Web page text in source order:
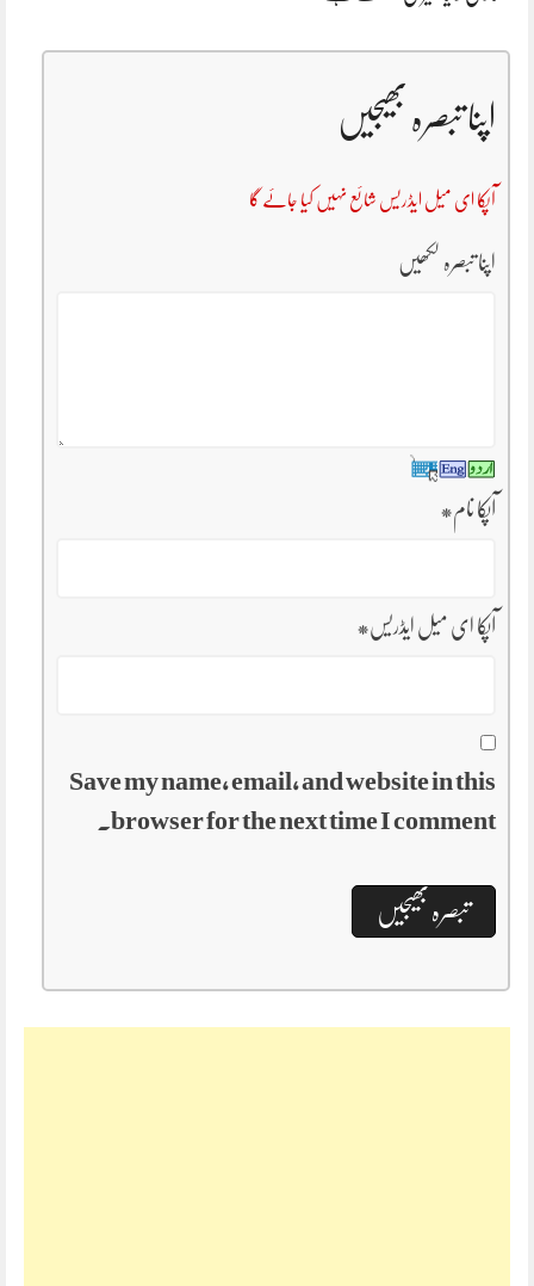
اپنا تبصرہ بھیجیں
آپکا ای میل ایڈریس شائع نہیں کیا جائے گا
اپنا تبصرہ لکھیں
آپکا نام*
آپکا ای میل ایڈریس*
Save my name, email, and website in this
browser for the next time I comment.